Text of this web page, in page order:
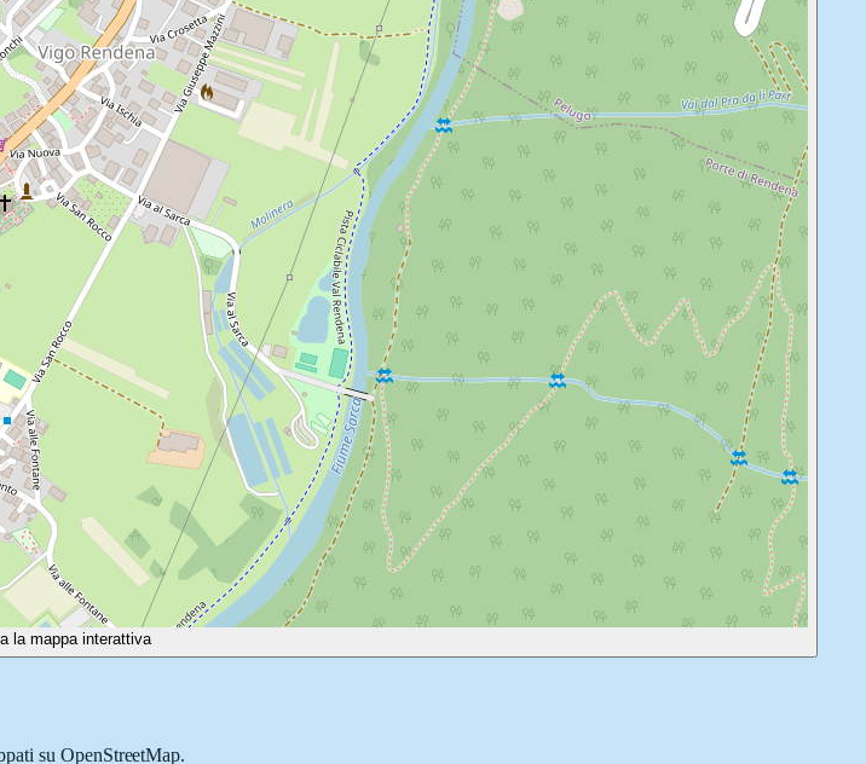
la mappa interattiva
su OpenStreetMap.